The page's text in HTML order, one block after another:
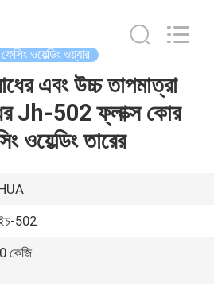
ফেসিং ওয়েল্ডিং ওয়্যার
এবং উচ্চ তাপমাত্রা
Jh-502 ফ্লাক্স কোর
ওয়েল্ডিং তারের
502
কেজি